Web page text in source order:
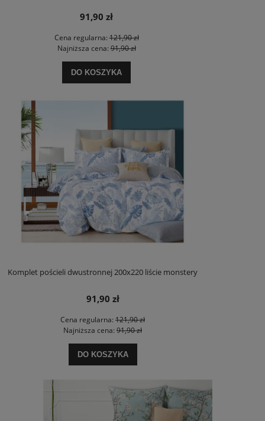
91,90 zł
Cena regularna:121,90 zł
Najniższa cena:91,90 zł
DO KOSZYKA
Komplet pościeli dwustronnej 200x220 liście monstery
91,90 zł
Cena regularna: 121,90 zł
Najniższa cena: 91,90 zł
DO KOSZYKA